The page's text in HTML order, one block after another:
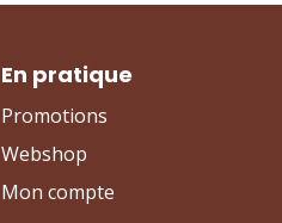
En pratique
Promotions
Webshop
Mon compte